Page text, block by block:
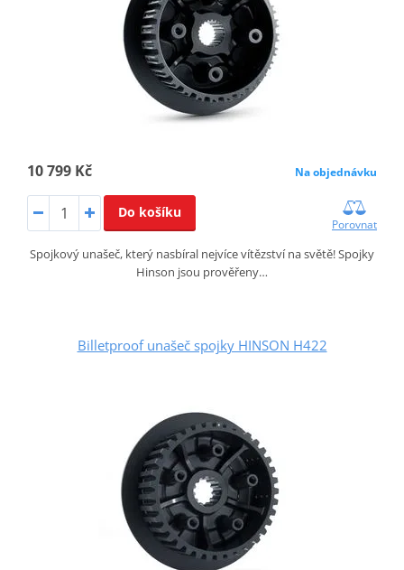
10 799 Kč Na objednávku
Do košíku
Porovnat
Spojkový unašeč, který nasbíral nejvíce vítězství na světě! Spojky
Hinson jsou prověřeny…
Billetproof unašeč spojky HINSON H422